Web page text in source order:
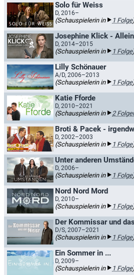
Solo für Weiss
D, 2016–
(Schauspielerin in 1 Folge
Josephine Klick -
D, 2014–2015
(Schauspielerin in 1 Folge
Lilly Schönauer
A/D, 2006–2013
(Schauspielerin in 1 Folge
Katie Fforde
D, 2010–2021
(Schauspielerin in 2
Broti & Pacek -
D, 2002–2003
(Schauspielerin in 1 Folge
Unter anderen
D, 2006–
(Schauspielerin in 1 Folge
Nord Nord Mord
D, 2010–
(Schauspielerin in 1 Folge
Der Kommissar und
D/S, 2007–2021
(Schauspielerin in 1 Folge
Ein Sommer in ...
D, 2009–
(Schauspielerin in 1 Folge